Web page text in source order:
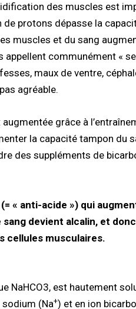
des muscles est
protons dépasse la
muscles et du sang
appellent communément «
maux de ventre,
agréable.
grâce à
la capacité tampon du
des suppléments de
« anti-acide ») qui
sang devient alcalin, et
cellules musculaires.
est hautement
(Na+) et en ion